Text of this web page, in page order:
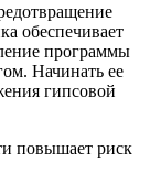
обеспечивает
программы
Начинать ее
гипсовой
повышает риск